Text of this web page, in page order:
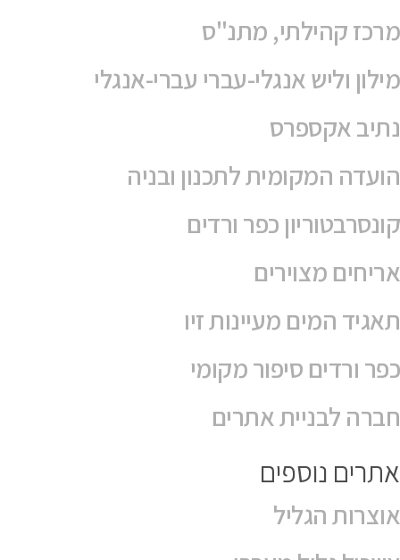
מרכז קהילתי, מתנ"ס
מילון וליש אנגלי-עברי עברי-אנגלי
נתיב אקספרס
הועדה המקומית לתכנון ובניה
קונסרבטוריון כפר ורדים
אריחים מצוירים
תאגיד המים מעיינות זיו
כפר ורדים סיפור מקומי
חברה לבניית אתרים
אתרים נוספים
אוצרות הגליל